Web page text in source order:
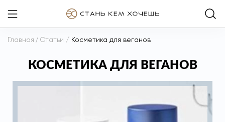
Главная / Статьи / Косметика для веганов
КОСМЕТИКА ДЛЯ ВЕГАНОВ